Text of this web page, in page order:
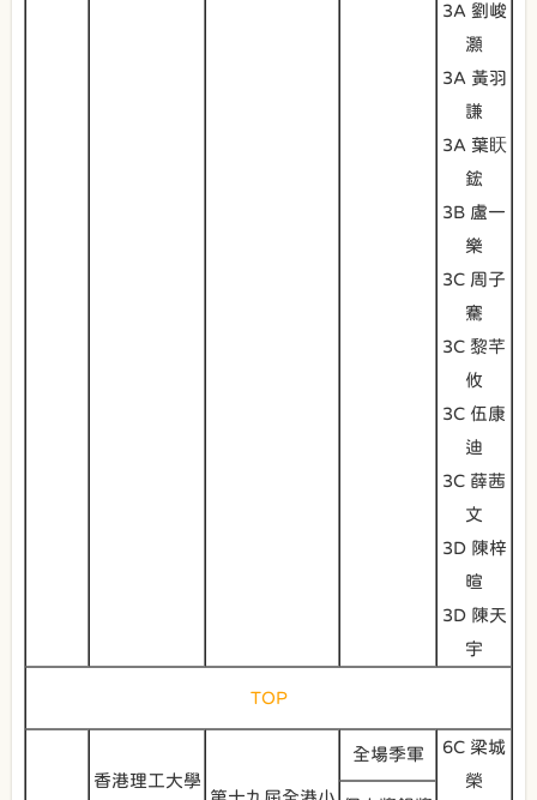
3A 劉峻
灝
3A 黃羽
謙
3A 葉䀖
鋐
3B 盧一
樂
3C 周子
騫
3C 黎芊
攸
3C 伍康
迪
3C 薛茜
文
3D 陳梓
暄
3D 陳天
宇
TOP
香港理工大學
全場季軍
6C 梁城
榮